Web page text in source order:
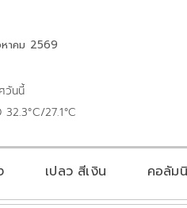
าคม 2569
วันนี้
32.3°C/27.1°C
เปลว สีเงิน คอลัม